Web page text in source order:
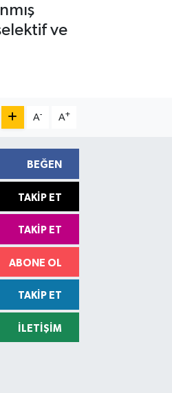
ve
A- A+
BEĞEN
TAKIP ET
TAKIP ET
ABONE OL
TAKIP ET
İLETIŞIM